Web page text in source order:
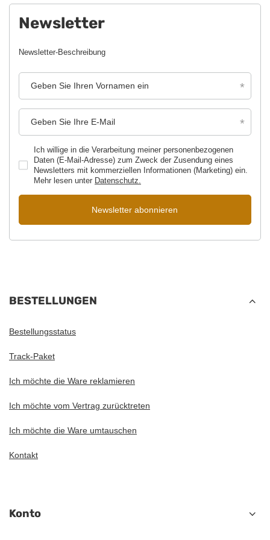
Newsletter
Newsletter-Beschreibung
Geben Sie Ihren Vornamen ein
Geben Sie Ihre E-Mail
Ich willige in die Verarbeitung meiner personenbezogenen
Daten (E-Mail-Adresse) zum Zweck der Zusendung eines
Newsletters mit kommerziellen Informationen (Marketing) ein.
Mehr lesen unter Datenschutz.
Newsletter abonnieren
BESTELLUNGEN
Bestellungsstatus
Track-Paket
Ich möchte die Ware reklamieren
Ich möchte vom Vertrag zurücktreten
Ich möchte die Ware umtauschen
Kontakt
Konto